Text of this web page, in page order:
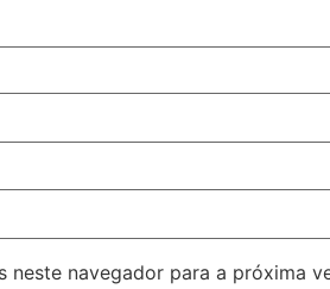
neste navegador para a próxima